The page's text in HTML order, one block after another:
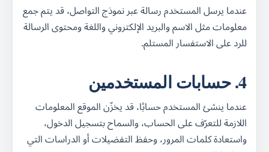
عندما يرسل المستخدم رسالة عبر نموذج التواصل، قد يتم جمع
معلومات مثل الاسم والبريد الإلكتروني واللغة ومحتوى الرسالة
للرد على الاستفسار المستلم.
4. حسابات المستخدمين
عندما ينشئ المستخدم حسابًا، قد يخزّن الموقع المعلومات
اللازمة للتعرّف على الحساب، والسماح بتسجيل الدخول،
واستعادة كلمات المرور، وحفظ التفضيلات أو الدراسات التي